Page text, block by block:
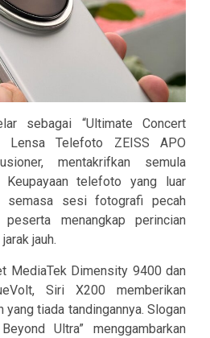
sebagai “Ultimate Concert
Lensa Telefoto ZEISS APO
mentakrifkan semula
telefoto yang luar
semasa sesi fotografi pecah
menangkap perincian
jauh.
MediaTek Dimensity 9400 dan
, Siri X200 memberikan
tiada tandingannya. Slogan
Ultra” menggambarkan